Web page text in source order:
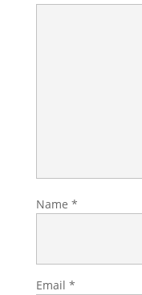
Name *
Email *